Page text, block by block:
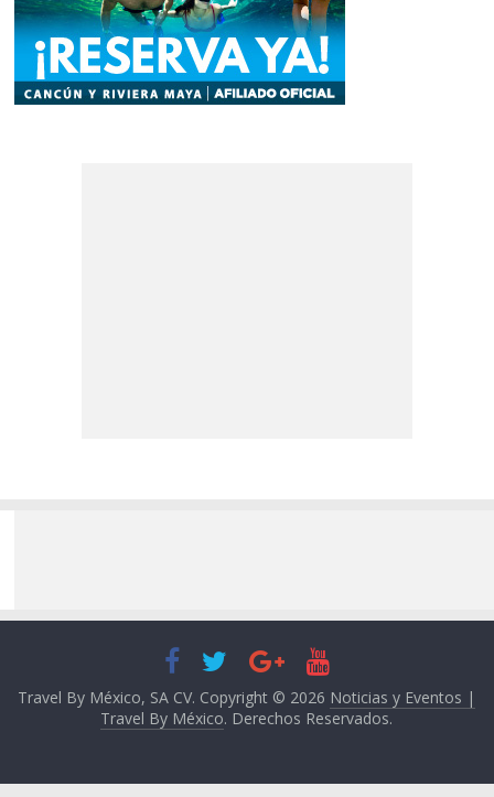
Travel By México, SA CV. Copyright © 2026 Noticias y Eventos |
Travel By México. Derechos Reservados.